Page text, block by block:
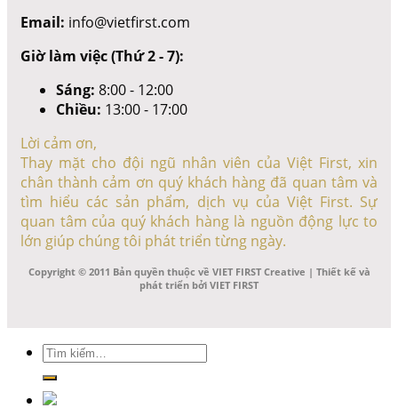
Email: info@vietfirst.com
Giờ làm việc (Thứ 2 - 7):
Sáng: 8:00 - 12:00
Chiều: 13:00 - 17:00
Lời cảm ơn,
Thay mặt cho đội ngũ nhân viên của Việt First, xin
chân thành cảm ơn quý khách hàng đã quan tâm và
tìm hiểu các sản phẩm, dịch vụ của Việt First. Sự
quan tâm của quý khách hàng là nguồn động lực to
lớn giúp chúng tôi phát triển từng ngày.
Copyright © 2011 Bản quyền thuộc về VIET FIRST Creative | Thiết kế và
phát triển bởi VIET FIRST
Tìm
kiếm: